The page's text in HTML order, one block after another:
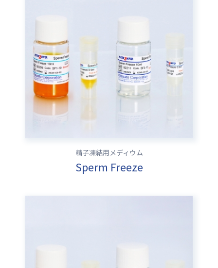
精子凍結用メディウム
Sperm Freeze